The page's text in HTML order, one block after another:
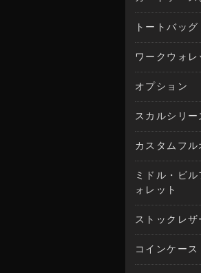
トートバッグ
ワークウォレ
オプション
スカルシリー
カスタムフル
ミドル・ビル
ォレット
ストックレ
コインケース